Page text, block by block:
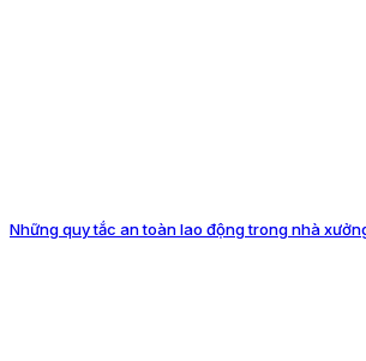
Những quy tắc an toàn lao động trong nhà